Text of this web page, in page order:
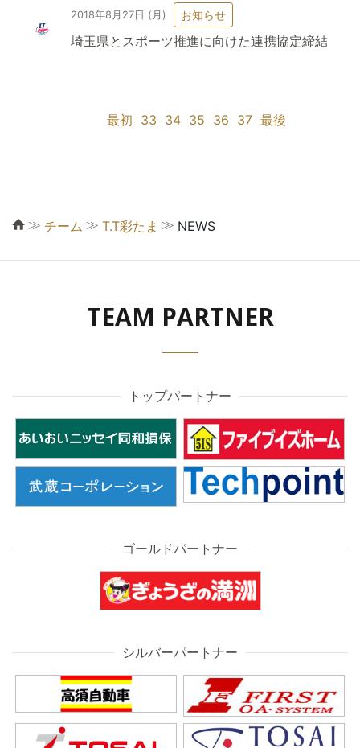
2018年8月27日 (月) お知らせ
埼玉県とスポーツ推進に向けた連携協定締結
最初 33 34 35 36 37 最後
≫ チーム ≫ T.T彩たま ≫ NEWS
TEAM PARTNER
トップパートナー
ゴールドパートナー
シルバーパートナー